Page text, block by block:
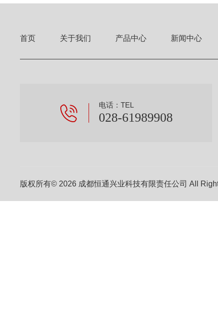
首页 关于我们 产品中心 新闻中心
电话：TEL
028-61989908
版权所有© 2026 成都恒通兴业科技有限责任公司 All